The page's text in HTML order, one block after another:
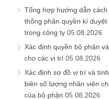
Tổng hợp hướng dẫn cách
thống phân quyền kí
trong công ty 05.08.2026
Xác định quyền bộ phận
cho các vị trí 05.08.2026
Xác định sơ đồ vị trí và
biên số lượng nhân viên
của bộ phận 05.08.2026